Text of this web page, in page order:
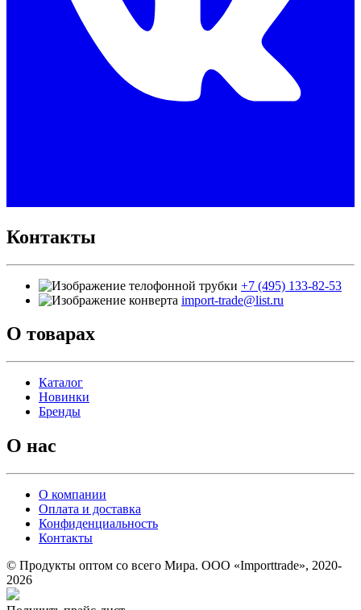
Контакты
+7 (495) 133-82-53
import-trade@list.ru
О товарах
Каталог
Новинки
Бренды
О нас
О компании
Оплата и доставка
Конфиденциальность
Контакты
© Продукты оптом со всего Мира. ООО «Importtrade», 2020-
2026